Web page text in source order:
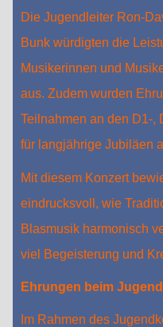
Die Jugendleiter Ron-
Bunk würdigten die
Musikerinnen und
aus. Zudem wurden
Teilnahmen an den D1-,
für langjährige Jubiläen
Mit diesem Konzert
eindrucksvoll, wie
Blasmusik harmonisch
viel Begeisterung und
Ehrungen beim
Im Rahmen des